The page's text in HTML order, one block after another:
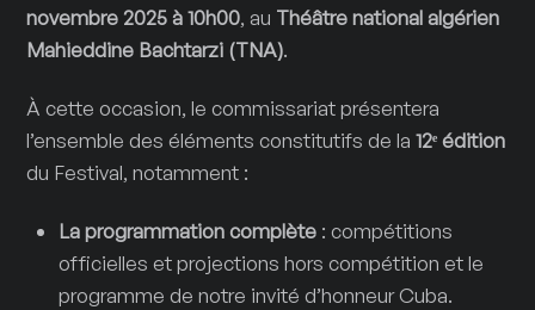
novembre 2025 à 10h00, au Théâtre national algérien
Mahieddine Bachtarzi (TNA).
À cette occasion, le commissariat présentera
l’ensemble des éléments constitutifs de la12ᵉédition
du Festival, notamment :
La programmation complète : compétitions
officielles et projections hors compétition et le
programme de notre invité d’honneur Cuba.